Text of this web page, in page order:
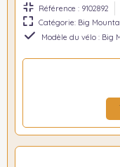
Référence : 9102892
Catégorie: Big
Modèle du vélo : Big